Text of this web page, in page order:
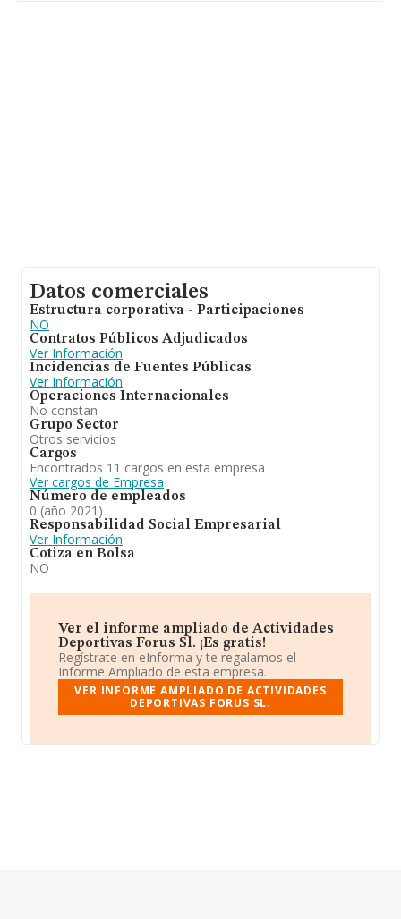
Datos comerciales
Estructura corporativa - Participaciones
NO
Contratos Públicos Adjudicados
Ver Información
Incidencias de Fuentes Públicas
Ver Información
Operaciones Internacionales
No constan
Grupo Sector
Otros servicios
Cargos
Encontrados 11 cargos en esta empresa
Ver cargos de Empresa
Número de empleados
0 (año 2021)
Responsabilidad Social Empresarial
Ver Información
Cotiza en Bolsa
NO
Ver el informe ampliado de Actividades
Deportivas Forus Sl. ¡Es gratis!
Regístrate en eInforma y te regalamos el
Informe Ampliado de esta empresa.
VER INFORME AMPLIADO DE ACTIVIDADES
DEPORTIVAS FORUS SL.